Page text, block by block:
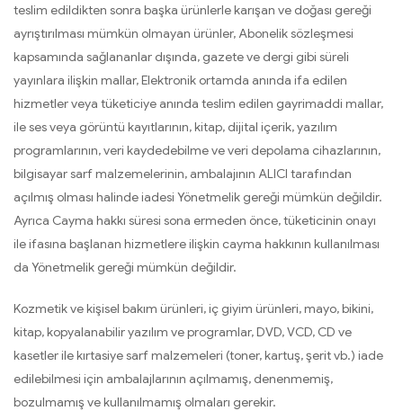
teslim edildikten sonra başka ürünlerle karışan ve doğası gereği
ayrıştırılması mümkün olmayan ürünler, Abonelik sözleşmesi
kapsamında sağlananlar dışında, gazete ve dergi gibi süreli
yayınlara ilişkin mallar, Elektronik ortamda anında ifa edilen
hizmetler veya tüketiciye anında teslim edilen gayrimaddi mallar,
ile ses veya görüntü kayıtlarının, kitap, dijital içerik, yazılım
programlarının, veri kaydedebilme ve veri depolama cihazlarının,
bilgisayar sarf malzemelerinin, ambalajının ALICI tarafından
açılmış olması halinde iadesi Yönetmelik gereği mümkün değildir.
Ayrıca Cayma hakkı süresi sona ermeden önce, tüketicinin onayı
ile ifasına başlanan hizmetlere ilişkin cayma hakkının kullanılması
da Yönetmelik gereği mümkün değildir.
Kozmetik ve kişisel bakım ürünleri, iç giyim ürünleri, mayo, bikini,
kitap, kopyalanabilir yazılım ve programlar, DVD, VCD, CD ve
kasetler ile kırtasiye sarf malzemeleri (toner, kartuş, şerit vb.) iade
edilebilmesi için ambalajlarının açılmamış, denenmemiş,
bozulmamış ve kullanılmamış olmaları gerekir.